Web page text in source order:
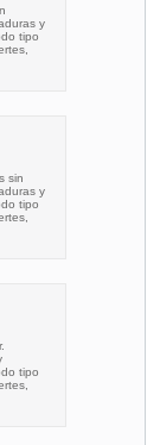
y
tipo
sin
y
tipo
tipo